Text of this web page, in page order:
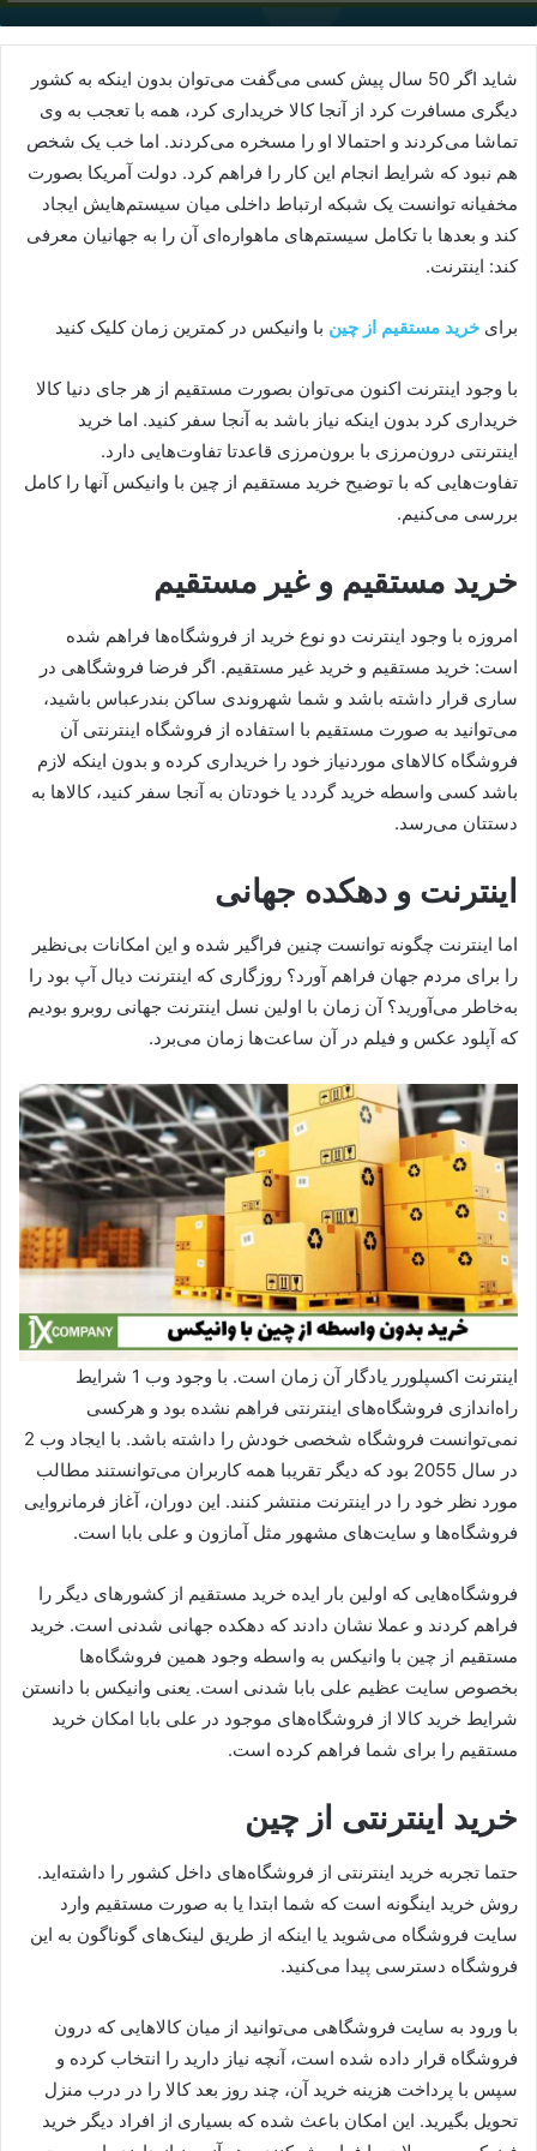
شاید اگر 50 سال پیش کسی می‌گفت می‌توان بدون اینکه به کشور
دیگری مسافرت کرد از آنجا کالا خریداری کرد، همه با تعجب به وی
تماشا می‌کردند و احتمالا او را مسخره می‌کردند. اما خب یک شخص
هم نبود که شرایط انجام این کار را فراهم کرد. دولت آمریکا بصورت
مخفیانه توانست یک شبکه ارتباط داخلی میان سیستم‌هایش ایجاد
کند و بعدها با تکامل سیستم‌های ماهواره‌ای آن را به جهانیان معرفی
کند: اینترنت.
برای خرید مستقیم از چین با وانیکس در کمترین زمان کلیک کنید
با وجود اینترنت اکنون می‌توان بصورت مستقیم از هر جای دنیا کالا
خریداری کرد بدون اینکه نیاز باشد به آنجا سفر کنید. اما خرید
اینترنتی درون‌مرزی با برون‌مرزی قاعدتا تفاوت‌هایی دارد.
تفاوت‌هایی که با توضیح خرید مستقیم از چین با وانیکس آنها را کامل
بررسی می‌کنیم.
خرید مستقیم و غیر مستقیم
امروزه با وجود اینترنت دو نوع خرید از فروشگاه‌ها فراهم شده
است: خرید مستقیم و خرید غیر مستقیم. اگر فرضا فروشگاهی در
ساری قرار داشته باشد و شما شهروندی ساکن بندرعباس باشید،
می‌توانید به صورت مستقیم با استفاده از فروشگاه اینترنتی آن
فروشگاه کالاهای موردنیاز خود را خریداری کرده و بدون اینکه لازم
باشد کسی واسطه خرید گردد یا خودتان به آنجا سفر کنید، کالاها به
دستتان می‌رسد.
اینترنت و دهکده جهانی
اما اینترنت چگونه توانست چنین فراگیر شده و این امکانات بی‌نظیر
را برای مردم جهان فراهم آورد؟ روزگاری که اینترنت دیال آپ بود را
به‌خاطر می‌آورید؟ آن زمان با اولین نسل اینترنت جهانی روبرو بودیم
که آپلود عکس و فیلم در آن ساعت‌ها زمان می‌برد.
اینترنت اکسپلورر یادگار آن زمان است. با وجود وب 1 شرایط
راه‌اندازی فروشگاه‌های اینترنتی فراهم نشده بود و هرکسی
نمی‌توانست فروشگاه شخصی خودش را داشته باشد. با ایجاد وب 2
در سال 2055 بود که دیگر تقریبا همه کاربران می‌توانستند مطالب
مورد نظر خود را در اینترنت منتشر کنند. این دوران، آغاز فرمانروایی
فروشگاه‌ها و سایت‌های مشهور مثل آمازون و علی بابا است.
فروشگاه‌هایی که اولین بار ایده خرید مستقیم از کشورهای دیگر را
فراهم کردند و عملا نشان دادند که دهکده جهانی شدنی است. خرید
مستقیم از چین با وانیکس به واسطه وجود همین فروشگاه‌ها
بخصوص سایت عظیم علی بابا شدنی است. یعنی وانیکس با دانستن
شرایط خرید کالا از فروشگاه‌های موجود در علی بابا امکان خرید
مستقیم را برای شما فراهم کرده است.
خرید اینترنتی از چین
حتما تجربه خرید اینترنتی از فروشگاه‌های داخل کشور را داشته‌اید.
روش خرید اینگونه است که شما ابتدا یا به صورت مستقیم وارد
سایت فروشگاه می‌شوید یا اینکه از طریق لینک‌های گوناگون به این
فروشگاه دسترسی پیدا می‌کنید.
با ورود به سایت فروشگاهی می‌توانید از میان کالاهایی که درون
فروشگاه قرار داده شده است، آنچه نیاز دارید را انتخاب کرده و
سپس با پرداخت هزینه خرید آن، چند روز بعد کالا را در درب منزل
تحویل بگیرید. این امکان باعث شده که بسیاری از افراد دیگر خرید